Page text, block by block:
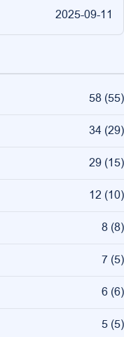
2025-09-11
58 (55)
34 (29)
29 (15)
12 (10)
8 (8)
7 (5)
6 (6)
5 (5)